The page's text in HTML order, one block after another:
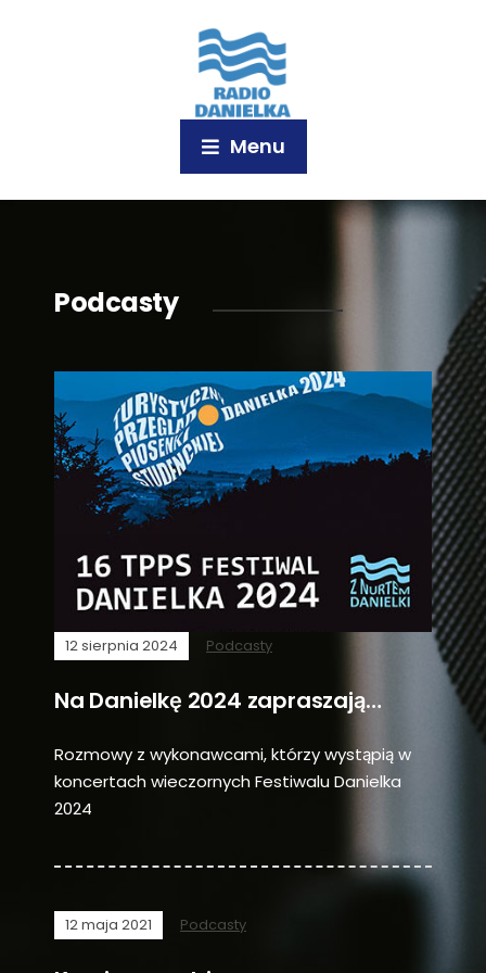
Menu
Podcasty
12 sierpnia 2024 Podcasty
Na Danielkę 2024 zapraszają…
Rozmowy z wykonawcami, którzy wystąpią w
koncertach wieczornych Festiwalu Danielka
2024
12 maja 2021 Podcasty